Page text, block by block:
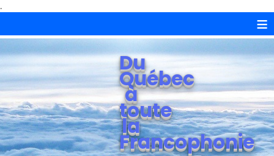
.
≡
Du
Québec
à
toute
la
Francophonie